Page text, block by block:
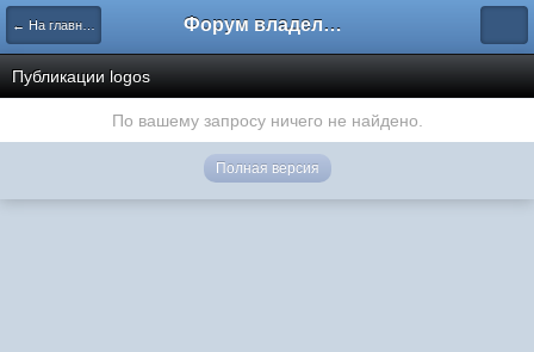
← На главную Форум владельцев интернет-магазинов
Публикации logos
По вашему запросу ничего не найдено.
Полная версия